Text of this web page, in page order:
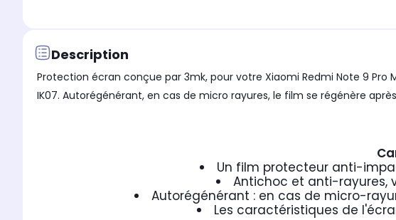
Description
Protection écran conçue par 3mk, pour votre Xiaomi Redmi Note 9
IK07. Autorégénérant, en cas de micro rayures, le film se régénère
Un film protecteur anti-
Antichoc et anti-rayures,
Autorégénérant : en cas de micro-
Les caractéristiques de